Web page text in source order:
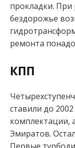
прокладки. При
бездорожье
ремонта
КПП
ставили до
комплектации,
Эмиратов.